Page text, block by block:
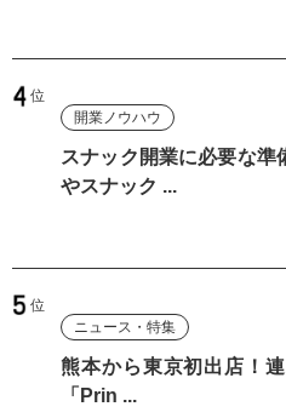
開業ノウハウ
スナック開業に必要な準
やスナック ...
ニュース・特集
熊本から東京初出店！
「Prin ...